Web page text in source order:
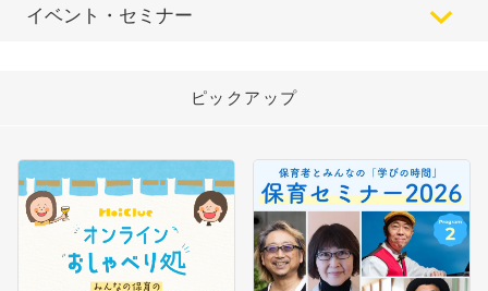
イベント・セミナー
ピックアップ